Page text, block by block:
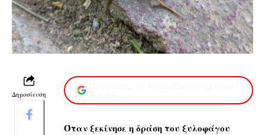
Δημοσίευση
Όταν ξεκίνησε η δράση του ξυλοφάγου